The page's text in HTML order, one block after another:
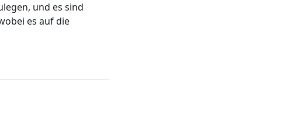
und es sind
es auf die